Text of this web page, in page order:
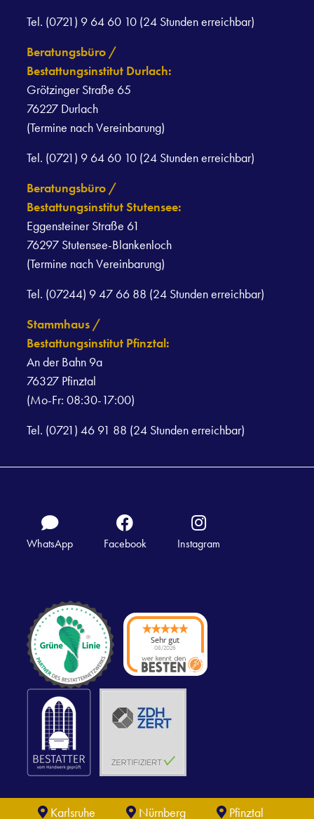
Tel. (0721) 9 64 60 10 (24 Stunden erreichbar)
Beratungsbüro /
Bestattungsinstitut Durlach:
Grötzinger Straße 65
76227 Durlach
(Termine nach Vereinbarung)
Tel. (0721) 9 64 60 10 (24 Stunden erreichbar)
Beratungsbüro /
Bestattungsinstitut Stutensee:
Eggensteiner Straße 61
76297 Stutensee-Blankenloch
(Termine nach Vereinbarung)
Tel. (07244) 9 47 66 88 (24 Stunden erreichbar)
Stammhaus /
Bestattungsinstitut Pfinztal:
An der Bahn 9a
76327 Pfinztal
(Mo-Fr: 08:30-17:00)
Tel. (0721) 46 91 88 (24 Stunden erreichbar)
WhatsApp Facebook Instagram
Sehr gut
08/2026
Trauerhilfe Stier
Karlsruhehat4.91
375Trauerhilfe Stier
auf
werkenntdenBESTEN.de
Karlsruhe Nürnberg Pfinztal